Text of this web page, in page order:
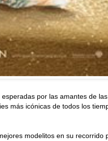
por las amantes de las
más icónicas de todos los
modelitos en su recorrido